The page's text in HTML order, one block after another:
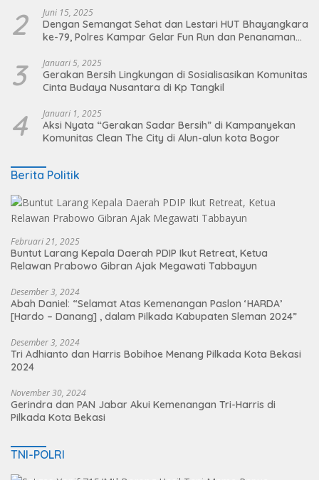
2 Juni 15, 2025
Dengan Semangat Sehat dan Lestari HUT Bhayangkara
ke-79, Polres Kampar Gelar Fun Run dan Penanaman
3 Januari 5, 2025
Gerakan Bersih Lingkungan di Sosialisasikan Komunitas
Cinta Budaya Nusantara di Kp Tangkil
4 Januari 1, 2025
Aksi Nyata “Gerakan Sadar Bersih” di Kampanyekan
Komunitas Clean The City di Alun-alun kota Bogor
Berita Politik
Februari 21, 2025
Buntut Larang Kepala Daerah PDIP Ikut Retreat, Ketua
Relawan Prabowo Gibran Ajak Megawati Tabbayun
Desember 3, 2024
Abah Daniel: “Selamat Atas Kemenangan Paslon ‘HARDA’
[Hardo – Danang] , dalam Pilkada Kabupaten Sleman 2024”
Desember 3, 2024
Tri Adhianto dan Harris Bobihoe Menang Pilkada Kota Bekasi
2024
November 30, 2024
Gerindra dan PAN Jabar Akui Kemenangan Tri-Harris di
Pilkada Kota Bekasi
TNI-POLRI